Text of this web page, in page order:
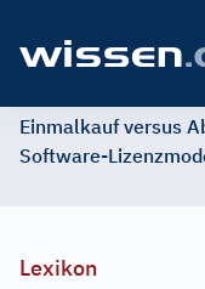
Einmalkauf versus
Software-
Lexikon